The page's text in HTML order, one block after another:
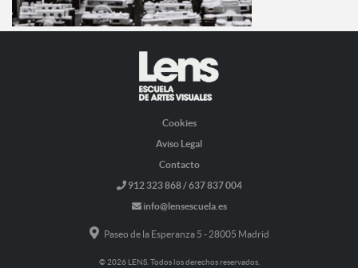
Cookies
Aviso Legal
Contacto
912 323 868 / 637 837 004
info@lensescuela.es
Paseo de la Esperanza 5 - 28005 Madrid
© 2026 LENS. Todos los derechos reservados.